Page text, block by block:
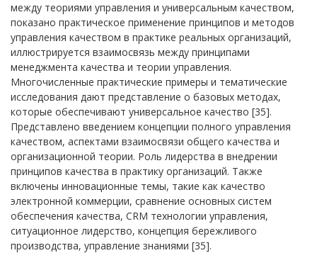
между теориями управления и универсальным качеством,
показано практическое применение принципов и методов
управления качеством в практике реальных организаций,
иллюстрируется взаимосвязь между принципами
менеджмента качества и теории управления.
Многочисленные практические примеры и тематические
исследования дают представление о базовых методах,
которые обеспечивают универсальное качество [35].
Представлено введением концепции полного управления
качеством, аспектами взаимосвязи общего качества и
организационной теории. Роль лидерства в внедрении
принципов качества в практику организаций. Также
включены инновационные темы, такие как качество
электронной коммерции, сравнение основных систем
обеспечения качества, CRM технологии управления,
ситуационное лидерство, концепция бережливого
производства, управление знаниями [35].